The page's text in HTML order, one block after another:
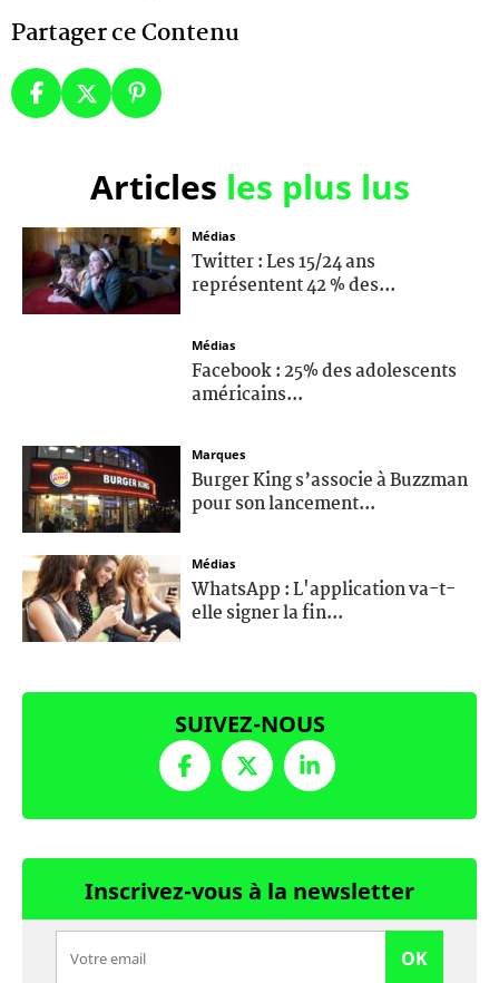
Partager ce Contenu
Articles les plus lus
Médias
Twitter : Les 15/24 ans
représentent 42 % des...
Médias
Facebook : 25% des adolescents
américains...
Marques
Burger King s’associe à Buzzman
pour son lancement...
Médias
WhatsApp : L'application va-t-
elle signer la fin...
SUIVEZ-NOUS
Inscrivez-vous à la newsletter
OK